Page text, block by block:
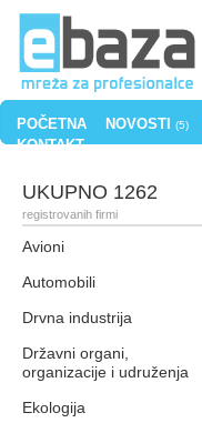
POČETNA NOVOSTI (5)
KONTAKT
UKUPNO 1262
registrovanih firmi
Avioni
Automobili
Drvna industrija
Državni organi,
organizacije i udruženja
Ekologija